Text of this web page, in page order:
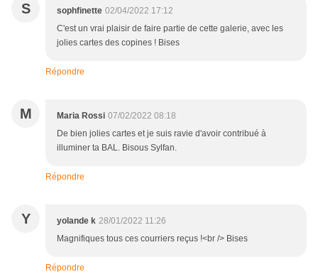
S sophfinette 02/04/2022 17:12
C'est un vrai plaisir de faire partie de cette galerie, avec les
jolies cartes des copines ! Bises
Répondre
M Maria Rossi 07/02/2022 08:18
De bien jolies cartes et je suis ravie d'avoir contribué à
illuminer ta BAL. Bisous Sylfan.
Répondre
Y yolande k 28/01/2022 11:26
Magnifiques tous ces courriers reçus !<br /> Bises
Répondre